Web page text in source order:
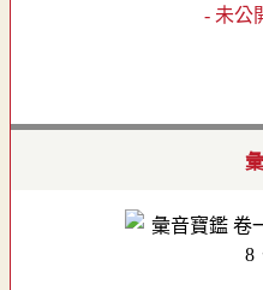
- 未公